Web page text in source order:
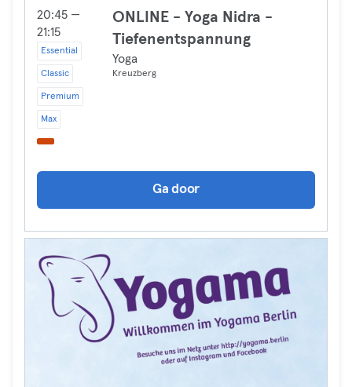
20:45 —
21:15
Essential
Classic
Premium
Max
ONLINE - Yoga Nidra -
Tiefenentspannung
Yoga
Kreuzberg
Ga door